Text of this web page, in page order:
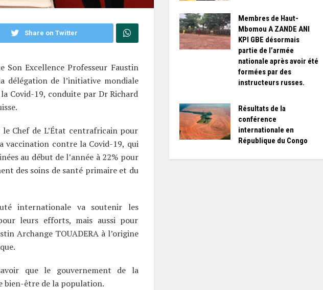
Share on Twitter
Excellence Professeur Faustin
délégation de l’initiative mondiale
Covid-19, conduite par Dr Richard
Chef de L’État centrafricain pour
vaccination contre la Covid-19, qui
au début de l’année à 22% pour
des soins de santé primaire et du
internationale va soutenir les
leurs efforts, mais aussi pour
Archange TOUADERA à l’origine
que le gouvernement de la
bien-être de la population.
Membres de Haut-
Mbomou A ZANDE ANI
KPI GBE désormais
partie de l’armée
nationale après avoir été
formées par des
instructeurs russes.
Résultats de la
conférence
internationale en
République du Congo